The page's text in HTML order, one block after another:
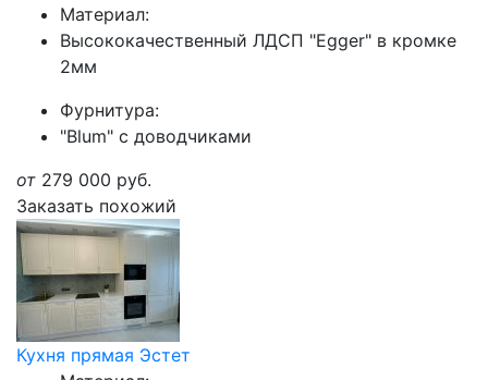
Материал:
Высококачественный ЛДСП "Egger" в кромке
2мм
Фурнитура:
"Blum" с доводчиками
от 279 000 руб.
Заказать похожий
Кухня прямая Эстет